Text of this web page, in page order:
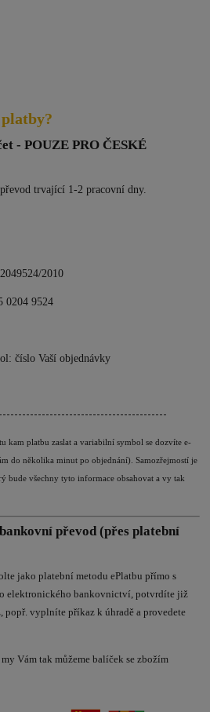
- POUZE PRO ČESKÉ
trvající 1-2 pracovní dny.
2010
0204 9524
číslo Vaší objednávky
kam platbu zaslat a variabilní symbol se dozvíte e-
do několika minut po objednání). Samozřejmostí je
bude všechny tyto informace obsahovat a vy tak
převod (přes platební
jako platební metodu ePlatbu přímo s
elektronického bankovnictví, potvrdíte již
vyplníte příkaz k úhradě a provedete
Vám tak můžeme balíček se zbožím